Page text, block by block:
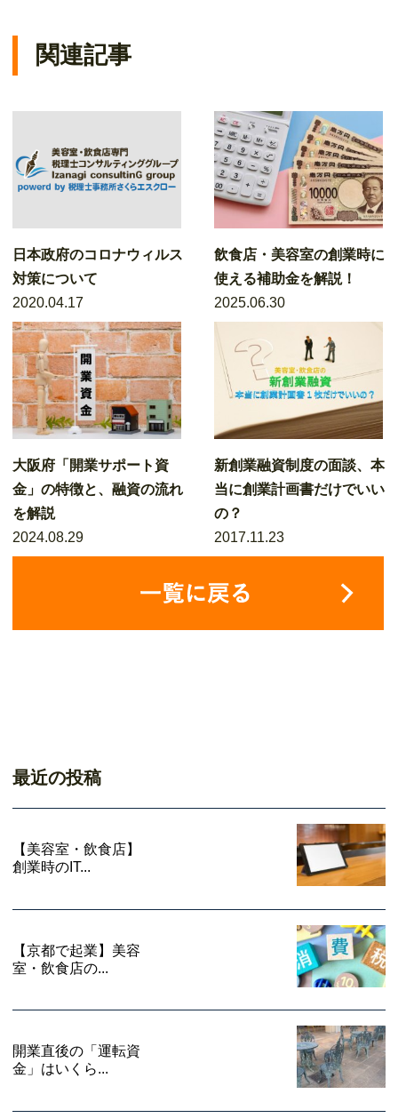
関連記事
日本政府のコロナウィルス
対策について
2020.04.17
飲食店・美容室の創業時に
使える補助金を解説！
2025.06.30
大阪府「開業サポート資
金」の特徴と、融資の流れ
を解説
2024.08.29
新創業融資制度の面談、本
当に創業計画書だけでいい
の？
2017.11.23
最近の投稿
【美容室・飲食店】
創業時のIT...
【京都で起業】美容
室・飲食店の...
開業直後の「運転資
金」はいくら...